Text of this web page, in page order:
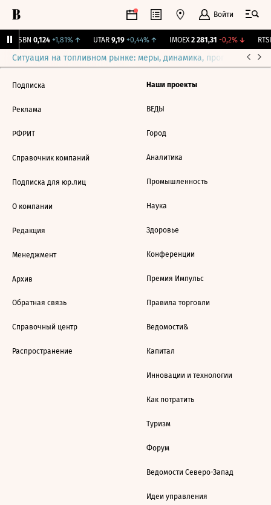
Войти
USBN 0,124 +1,81%↑ UTAR 9,19 +0,44%↑ IMOEX 2 281,31 -0,2%↓ RTSI
Ситуация на топливном рынке: меры, динамика, прогнозы
Подписка
Реклама
РФРИТ
Справочник компаний
Подписка для юр.лиц
О компании
Редакция
Менеджмент
Архив
Обратная связь
Справочный центр
Распространение
Наши проекты
ВЕДЫ
Город
Аналитика
Промышленность
Наука
Здоровье
Конференции
Премия Импульс
Правила торговли
Ведомости&
Капитал
Инновации и технологии
Как потратить
Туризм
Форум
Ведомости Северо-Запад
Идеи управления